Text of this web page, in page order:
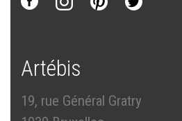
Artébis
19, rue Général Gratry